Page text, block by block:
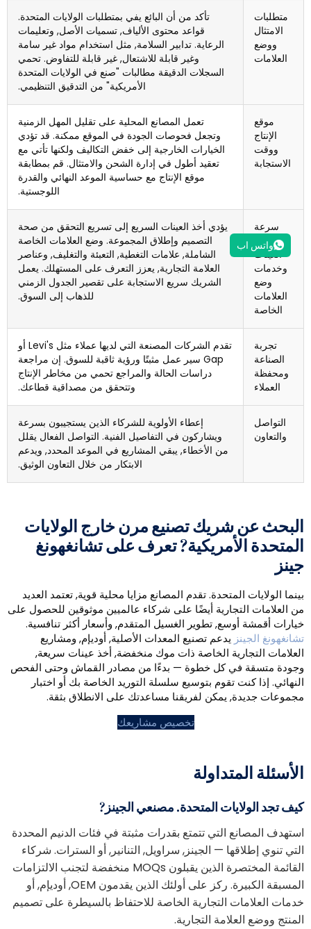
متطلبات
الامتثال
ووضع
العلامات
تأكد من أن البائع يفي بمتطلبات الولايات المتحدة.
قواعد محتوى الألياف, تسميات الأصل, وتعليمات
الرعاية. تدابير السلامة, مثل استخدام مواد غير سامة
وغير قابلة للاشتعال, غير قابلة للتفاوض. تحمي
السجلات الدقيقة مطالبات "صنع في الولايات المتحدة
الأمريكية" من التدقيق التنظيمي.
موقع
الإنتاج
ووقت
الاستجابة
تعمل المصانع المحلية على تقليل المهل الزمنية
وتجعل فحوصات الجودة في الموقع ممكنة. قد تؤدي
الخيارات الخارجية إلى خفض التكاليف ولكنها تأتي مع
تعقيد أطول في إدارة الشحن والامتثال. قم بمطابقة
موقع الإنتاج مع حساسية الموعد النهائي والقدرة
اللوجستية.
سرعة
أخذ
العينات
وخدمات
وضع
العلامات
الخاصة
يؤدي أخذ العينات السريع إلى تسريع التحقق من صحة
التصميم وإطلاق المجموعة. وضع العلامات الخاصة
الشاملة, علامات التغطية, التعبئة والتغليف, وعناصر
العلامة التجارية, يعزز التعرف على المستهلك. يعمل
الشريك سريع الاستجابة على تقصير الجدول الزمني
للذهاب إلى السوق.
تجربة
الصناعة
ومحفظة
العملاء
تقدم الشركات المصنعة التي لديها عملاء مثل Levi's أو
Gap سير عمل مثبتًا ورؤية ثاقبة للسوق. إن مراجعة
دراسات الحالة والمراجع تحمي من مخاطر الإنتاج
وتتحقق من مصداقية قطاعك.
التواصل
والتعاون
إعطاء الأولوية للشركاء الذين يستجيبون بسرعة
ويشاركون في التفاصيل الفنية. التواصل الفعال يقلل
من الأخطاء, يبقي المشاريع في الموعد المحدد, ويدعم
الابتكار من خلال التعاون الوثيق.
عن شريك تصنيع مرن خارج الولايات
الأمريكية? تعرف على تشانغهونغ
الولايات المتحدة. تقدم المصانع مزايا محلية قوية, تعتمد العديد
العلامات التجارية أيضًا على شركاء عالميين موثوقين للحصول على
أقمشة أوسع, تطوير الغسيل المتقدم, وأسعار أكثر تنافسية.
الجينزيدعم تصنيع المعدات الأصلية, أوديإم, ومشاريع
التجارية الخاصة ذات موك منخفضة, أخذ عينات سريعة,
متسقة في كل خطوة — بدءًا من مصادر القماش وحتى الفحص
إذا كنت تقوم بتوسيع سلسلة التوريد الخاصة بك أو اختبار
جديدة, يمكن لفريقنا مساعدتك على الانطلاق بثقة.
تخصيص مشاريعك
المتداولة
تجد الولايات المتحدة. مصنعي الجينز?
المصانع التي تتمتع بقدرات مثبتة في فئات الدنيم المحددة
تنوي إطلاقها — الجينز, سراويل, التنانير, أو السترات. شركاء
القائمة المختصرة الذين يقبلون MOQs منخفضة لتجنب الالتزامات
المسبقة الكبيرة. ركز على أولئك الذين يقدمون OEM, أوديإم, أو
العلامات التجارية الخاصة للاحتفاظ بالسيطرة على تصميم
ووضع العلامة التجارية.
واتس اب